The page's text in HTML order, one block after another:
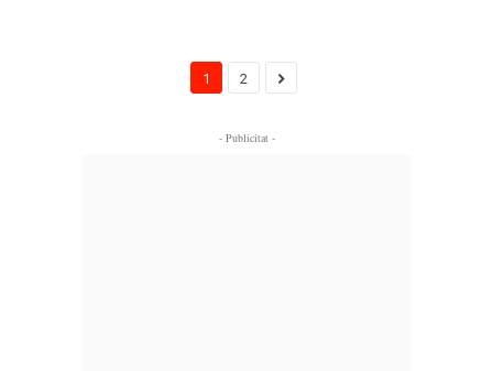
1 2
- Publicitat -